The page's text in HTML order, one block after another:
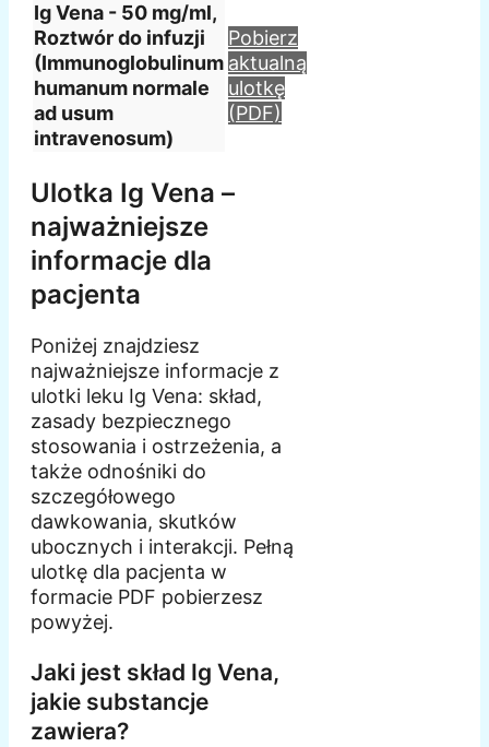
Ig Vena - 50 mg/ml,
Roztwór do infuzji
(Immunoglobulinum
humanum normale
ad usum
intravenosum)
Pobierz
aktualną
ulotkę
(PDF)
Ulotka Ig Vena –
najważniejsze
informacje dla
pacjenta
Poniżej znajdziesz
najważniejsze informacje z
ulotki leku Ig Vena: skład,
zasady bezpiecznego
stosowania i ostrzeżenia, a
także odnośniki do
szczegółowego
dawkowania, skutków
ubocznych i interakcji. Pełną
ulotkę dla pacjenta w
formacie PDF pobierzesz
powyżej.
Jaki jest skład Ig Vena,
jakie substancje
zawiera?